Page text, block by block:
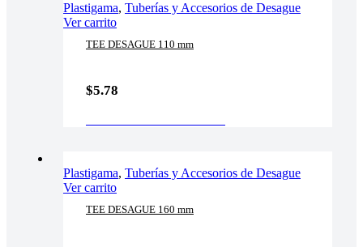
Plastigama, Tuberías y Accesorios de Desague
Ver carrito
TEE DESAGUE 110 mm
$5.78
Plastigama, Tuberías y Accesorios de Desague
Ver carrito
TEE DESAGUE 160 mm